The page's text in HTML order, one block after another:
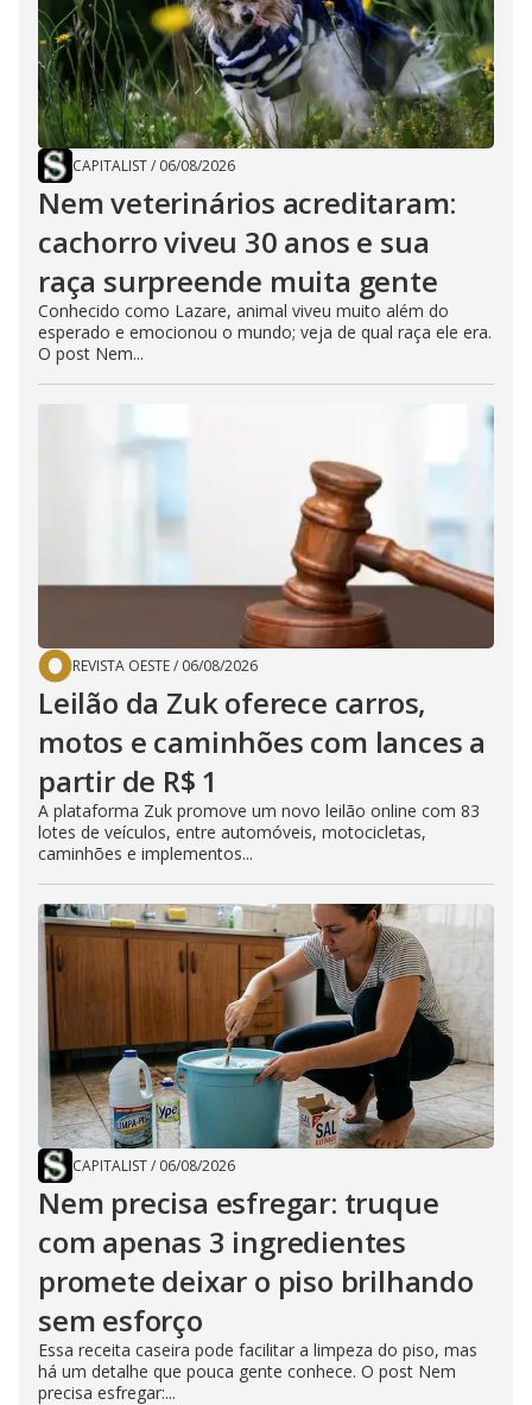
CAPITALIST/ 06/08/2026
Nem veterinários acreditaram:
cachorro viveu 30 anos e sua
raça surpreende muita gente
Conhecido como Lazare, animal viveu muito além do
esperado e emocionou o mundo; veja de qual raça ele era.
O post Nem...
REVISTA OESTE/ 06/08/2026
Leilão da Zuk oferece carros,
motos e caminhões com lances a
partir de R$ 1
A plataforma Zuk promove um novo leilão online com 83
lotes de veículos, entre automóveis, motocicletas,
caminhões e implementos...
CAPITALIST/ 06/08/2026
Nem precisa esfregar: truque
com apenas 3 ingredientes
promete deixar o piso brilhando
sem esforço
Essa receita caseira pode facilitar a limpeza do piso, mas
há um detalhe que pouca gente conhece. O post Nem
precisa esfregar:...